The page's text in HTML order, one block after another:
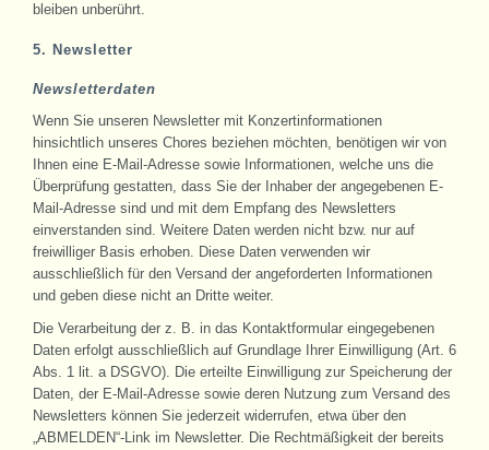
bleiben unberührt.
5. Newsletter
Newsletterdaten
Wenn Sie unseren Newsletter mit Konzertinformationen
hinsichtlich unseres Chores beziehen möchten, benötigen wir von
Ihnen eine E-Mail-Adresse sowie Informationen, welche uns die
Überprüfung gestatten, dass Sie der Inhaber der angegebenen E-
Mail-Adresse sind und mit dem Empfang des Newsletters
einverstanden sind. Weitere Daten werden nicht bzw. nur auf
freiwilliger Basis erhoben. Diese Daten verwenden wir
ausschließlich für den Versand der angeforderten Informationen
und geben diese nicht an Dritte weiter.
Die Verarbeitung der z. B. in das Kontaktformular eingegebenen
Daten erfolgt ausschließlich auf Grundlage Ihrer Einwilligung (Art. 6
Abs. 1 lit. a DSGVO). Die erteilte Einwilligung zur Speicherung der
Daten, der E-Mail-Adresse sowie deren Nutzung zum Versand des
Newsletters können Sie jederzeit widerrufen, etwa über den
„ABMELDEN“-Link im Newsletter. Die Rechtmäßigkeit der bereits